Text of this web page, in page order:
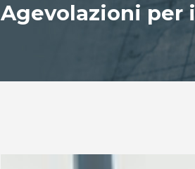
Agevolazioni per